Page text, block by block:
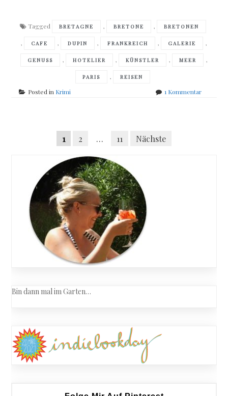
Tagged BRETAGNE , BRETONE , BRETONEN
, CAFE , DUPIN , FRANKREICH , GALERIE ,
GENUSS , HOTELIER , KÜNSTLER , MEER ,
PARIS , REISEN
Posted in Krimi 1 Kommentarzu
Posts
navigation
Seitennummerierung
Beiträge
1 2 … 11 Nächste
Bin dann mal im Garten…